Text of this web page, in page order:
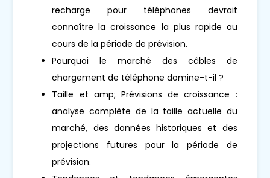
recharge pour téléphones devrait
connaître la croissance la plus rapide au
cours de la période de prévision.
Pourquoi le marché des câbles de
chargement de téléphone domine-t-il ?
Taille et amp; Prévisions de croissance :
analyse complète de la taille actuelle du
marché, des données historiques et des
projections futures pour la période de
prévision.